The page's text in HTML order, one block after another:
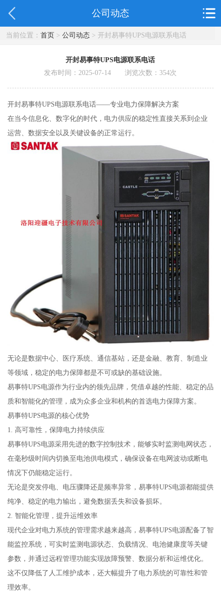
公司动态
当前位置： 首页> 公司动态> 开封易事特UPS电源联系电话
开封易事特UPS电源联系电话
发布时间：2025-07-14 浏览次数：354次
开封易事特UPS电源联系电话——专业电力保障解决方案
在当今信息化、数字化的时代，电力供应的稳定性直接关系到企业
运营、数据安全以及关键设备的正常运行。
无论是数据中心、医疗系统、通信基站，还是金融、教育、制造业
等领域，稳定的电力保障都是不可或缺的基础设施。
易事特UPS电源作为行业内的领先品牌，凭借卓越的性能、稳定的品
质和智能化的管理，成为众多企业和机构的首选电力保障方案。
易事特UPS电源的核心优势
1. 高可靠性，保障电力持续供应
易事特UPS电源采用先进的数字控制技术，能够实时监测电网状态，
在毫秒级时间内切换至电池供电模式，确保设备在电网波动或断电
情况下仍能稳定运行。
无论是突发停电、电压骤降还是频率异常，易事特UPS电源都能提供
纯净、稳定的电力输出，避免数据丢失和设备损坏。
2. 智能化管理，提升运维效率
现代企业对电力系统的管理需求越来越高，易事特UPS电源配备了智
能监控系统，可实时监测电源状态、负载情况、电池健康度等关键
参数，并通过远程管理功能实现故障预警、数据分析和运维优化。
这不仅降低了人工维护成本，还大幅提升了电力系统的可靠性和管
理效率。